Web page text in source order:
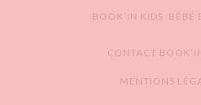
BOOK’IN KIDS BÉBÉ
CONTACT
MENTIONS